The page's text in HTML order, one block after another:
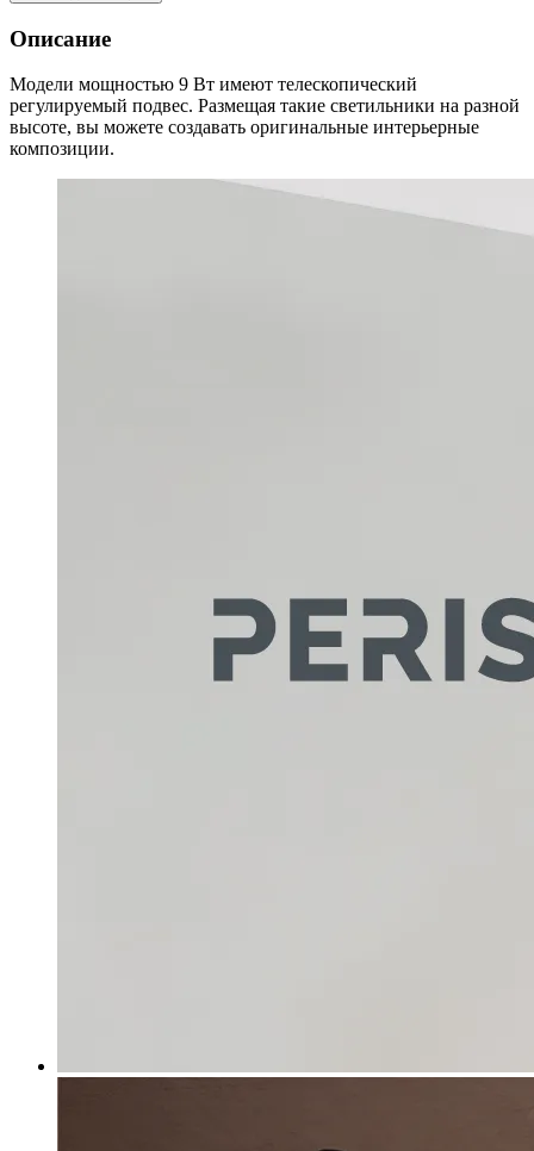
Описание
Модели мощностью 9 Вт имеют телескопический
регулируемый подвес. Размещая такие светильники на разной
высоте, вы можете создавать оригинальные интерьерные
композиции.